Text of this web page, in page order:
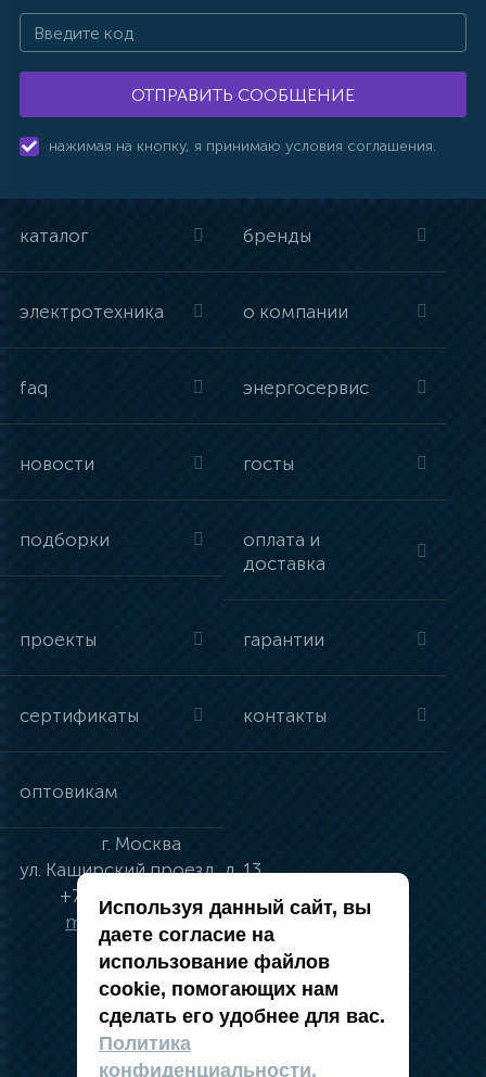
ОТПРАВИТЬ СООБЩЕНИЕ
нажимая на кнопку, я принимаю условия соглашения.
каталог бренды
электротехника о компании
faq энергосервис
новости госты
подборки
оплата и
доставка
проекты гарантии
сертификаты контакты
оптовикам
г. Москва
ул. Каширский проезд, д. 13
+7 (495) 134-41-83
moskva@vincci.ru
политика в отношении обработки
персональных данных
Используя данный сайт, вы
даете согласие на
использование файлов
cookie, помогающих нам
сделать его удобнее для вас.
Политика
конфиденциальности.